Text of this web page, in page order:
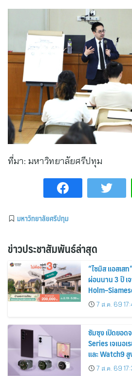
ที่มา: มหาวิทยาลัยศรีปทุม
มหาวิทยาลัยศรีปทุม
ข่าวประชาสัมพันธ์ล่าสุด
“ไซมิส แอสเส
ผ่อนนาน 3 ปี เ
ส่วนลดและสิทธิ
2569
7 ส.ค. 69
ซัมซุง เปิดยอด
Series เจเนอ
และ Watch9
30%7 ส.ค. 69